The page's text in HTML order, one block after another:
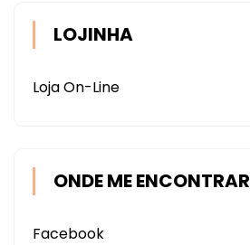
LOJINHA
Loja On-Line
ONDE ME ENCONTRAR
Facebook